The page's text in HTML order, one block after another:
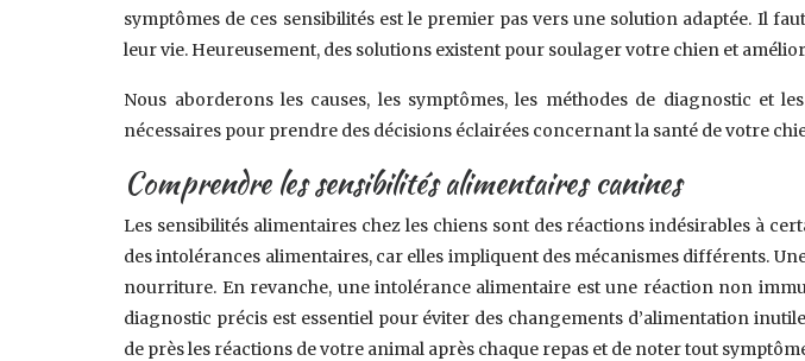
symptômes de ces sensibilités est le premier pas vers une solution adaptée. Il
leur vie. Heureusement, des solutions existent pour soulager votre chien et
Nous aborderons les causes, les symptômes, les méthodes de diagnostic
nécessaires pour prendre des décisions éclairées concernant la santé de votre
Comprendre les sensibilités alimentaires canines
Les sensibilités alimentaires chez les chiens sont des réactions indésirables à
des intolérances alimentaires, car elles impliquent des mécanismes différents.
nourriture. En revanche, une intolérance alimentaire est une réaction non
diagnostic précis est essentiel pour éviter des changements d’alimentation
de près les réactions de votre animal après chaque repas et de noter tout